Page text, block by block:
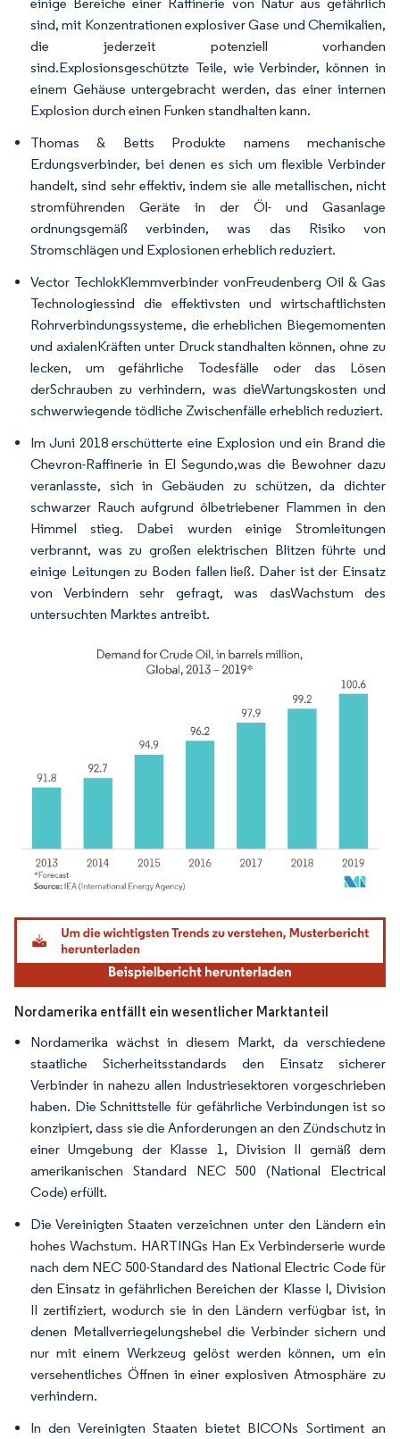
sind, mit Konzentrationen explosiver Gase und Chemikalien,
die jederzeit potenziell vorhanden
sind.Explosionsgeschützte Teile, wie Verbinder, können in
einem Gehäuse untergebracht werden, das einer internen
Explosion durch einen Funken standhalten kann.
Thomas & Betts Produkte namens mechanische
Erdungsverbinder, bei denen es sich um flexible Verbinder
handelt, sind sehr effektiv, indem sie alle metallischen, nicht
stromführenden Geräte in der Öl- und Gasanlage
ordnungsgemäß verbinden, was das Risiko von
Stromschlägen und Explosionen erheblich reduziert.
Vector TechlokKlemmverbinder vonFreudenberg Oil & Gas
Technologiessind die effektivsten und wirtschaftlichsten
Rohrverbindungssysteme, die erheblichen Biegemomenten
und axialenKräften unter Druck standhalten können, ohne zu
lecken, um gefährliche Todesfälle oder das Lösen
derSchrauben zu verhindern, was dieWartungskosten und
schwerwiegende tödliche Zwischenfälle erheblich reduziert.
Im Juni 2018 erschütterte eine Explosion und ein Brand die
Chevron-Raffinerie in El Segundo,was die Bewohner dazu
veranlasste, sich in Gebäuden zu schützen, da dichter
schwarzer Rauch aufgrund ölbetriebener Flammen in den
Himmel stieg. Dabei wurden einige Stromleitungen
verbrannt, was zu großen elektrischen Blitzen führte und
einige Leitungen zu Boden fallen ließ. Daher ist der Einsatz
von Verbindern sehr gefragt, was dasWachstum des
untersuchten Marktes antreibt.
Bild © Mordor Intelligence. Wiederverwendung erfordert Namensnennung gemäß
Nordamerika entfällt ein wesentlicher Marktanteil
Nordamerika wächst in diesem Markt, da verschiedene
staatliche Sicherheitsstandards den Einsatz sicherer
Verbinder in nahezu allen Industriesektoren vorgeschrieben
haben. Die Schnittstelle für gefährliche Verbindungen ist so
konzipiert, dass sie die Anforderungen an den Zündschutz in
einer Umgebung der Klasse 1, Division II gemäß dem
amerikanischen Standard NEC 500 (National Electrical
Code) erfüllt.
Die Vereinigten Staaten verzeichnen unter den Ländern ein
hohes Wachstum. HARTINGs Han Ex Verbinderserie wurde
nach dem NEC 500-Standard des National Electric Code für
den Einsatz in gefährlichen Bereichen der Klasse I, Division
II zertifiziert, wodurch sie in den Ländern verfügbar ist, in
denen Metallverriegelungshebel die Verbinder sichern und
nur mit einem Werkzeug gelöst werden können, um ein
versehentliches Öffnen in einer explosiven Atmosphäre zu
verhindern.
In den Vereinigten Staaten bietet BICONs Sortiment an